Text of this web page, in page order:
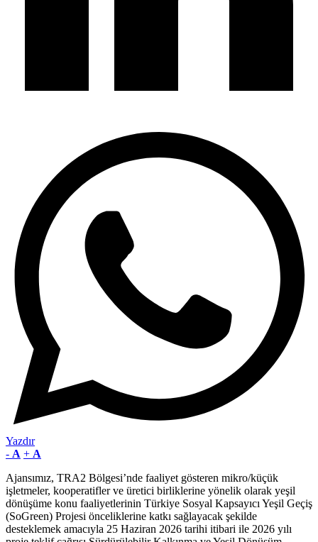
Yazdır
- A + A
Ajansımız, TRA2 Bölgesi’nde faaliyet gösteren mikro/küçük
işletmeler, kooperatifler ve üretici birliklerine yönelik olarak yeşil
dönüşüme konu faaliyetlerinin Türkiye Sosyal Kapsayıcı Yeşil Geçiş
(SoGreen) Projesi önceliklerine katkı sağlayacak şekilde
desteklemek amacıyla 25 Haziran 2026 tarihi itibari ile 2026 yılı